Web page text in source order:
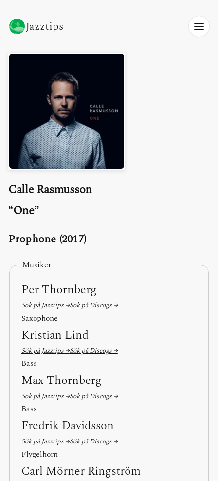
Jazztips
Calle Rasmusson
One
Prophone (2017)
Musiker
Per Thornberg
Sök på Jazztips →Sök på Discogs →
Saxophone
Kristian Lind
Sök på Jazztips →Sök på Discogs →
Bass
Max Thornberg
Sök på Jazztips →Sök på Discogs →
Bass
Fredrik Davidsson
Sök på Jazztips →Sök på Discogs →
Flygelhorn
Carl Mörner Ringström